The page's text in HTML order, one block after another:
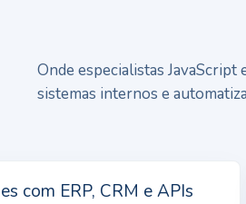
Onde especialistas
sistemas internos e
com ERP, CRM e APIs